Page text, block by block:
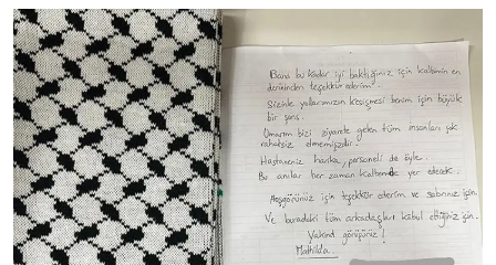
Teknoloji Haberleri
Dünya Haberleri
Çerkezköy